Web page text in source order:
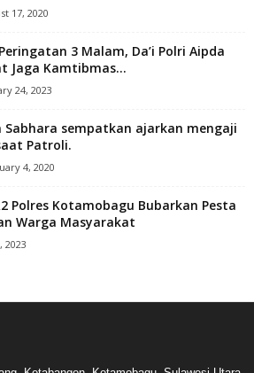
17, 2020
3 Malam, Da’i Polri Aipda
Jaga Kamtibmas...
24, 2023
Sabhara sempatkan ajarkan mengaji
Patroli.
4, 2020
Polres Kotamobagu Bubarkan Pesta
Warga Masyarakat
2023